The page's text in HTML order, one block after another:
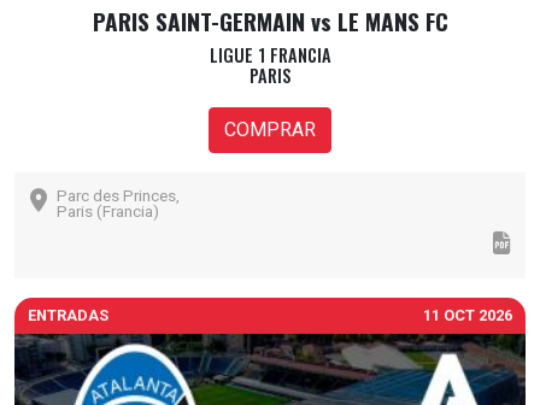
PARIS SAINT-GERMAIN vs LE MANS FC
LIGUE 1 FRANCIA
PARIS
COMPRAR
Parc des Princes,
Paris (Francia)
ENTRADAS 11 OCT 2026